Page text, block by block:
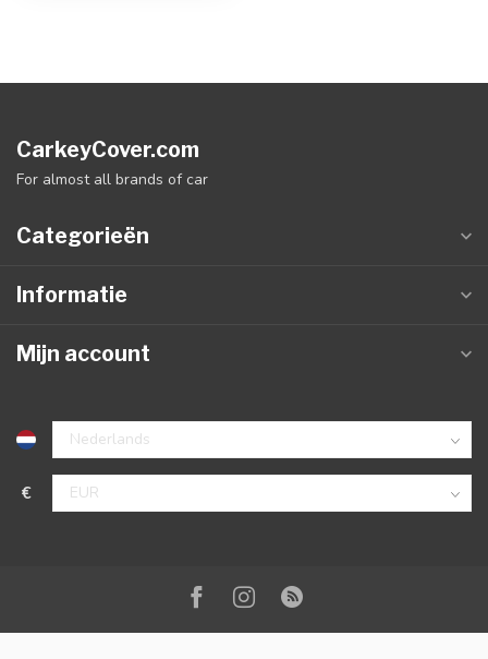
CarkeyCover.com
For almost all brands of car
Categorieën
Informatie
Mijn account
€